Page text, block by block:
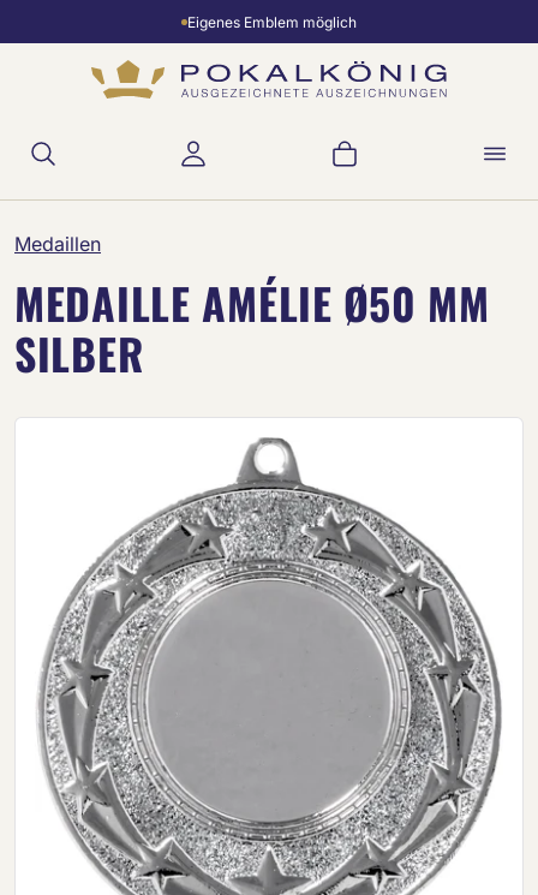
Zum Hauptinhalt springenEigenes Emblem möglich
Warenkorb
Medaillen
MEDAILLE AMÉLIE Ø50 MM
SILBER